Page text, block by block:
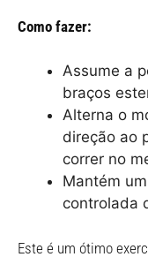
Como fazer:
Assume a
braços
Alterna o
direção ao
correr no
Mantém
controlada
Este é um ótimo